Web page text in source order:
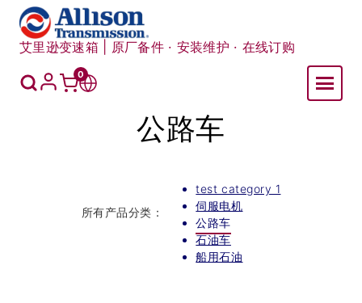
至
内艾里逊变速箱 | 原厂备件 · 安装维护 · 在线订购
我
的
0
购 切
公路车
所有产品分类：
test category 1
伺服电机
公路车
石油车
船用石油